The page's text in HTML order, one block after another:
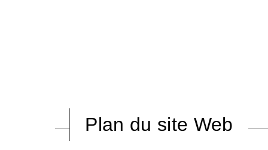
Plan du site Web